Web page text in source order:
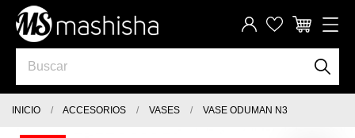
INICIO ACCESORIOS VASES VASE ODUMAN N3